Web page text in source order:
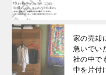
家の売却
急いでい
社の中で
中を片付